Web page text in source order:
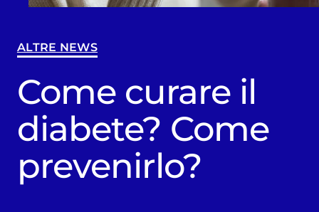
ALTRE NEWS
Come curare il
diabete? Come
prevenirlo?